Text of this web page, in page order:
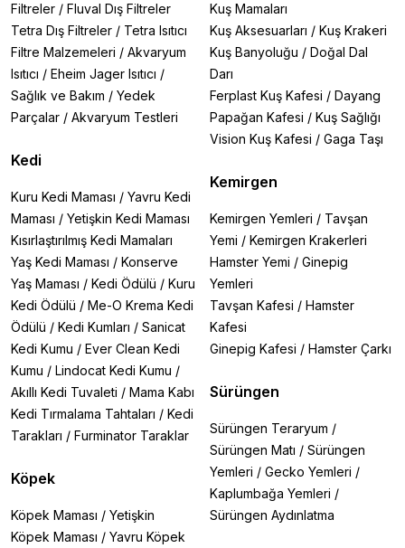
Filtreler / Fluval Dış Filtreler
Tetra Dış Filtreler / Tetra Isıtıcı
Filtre Malzemeleri / Akvaryum
Isıtıcı / Eheim Jager Isıtıcı /
Sağlık ve Bakım / Yedek
Parçalar / Akvaryum Testleri
Kedi
Kuru Kedi Maması / Yavru Kedi
Maması / Yetişkin Kedi Maması
Kısırlaştırılmış Kedi Mamaları
Yaş Kedi Maması / Konserve
Yaş Maması / Kedi Ödülü / Kuru
Kedi Ödülü / Me-O Krema Kedi
Ödülü / Kedi Kumları / Sanicat
Kedi Kumu / Ever Clean Kedi
Kumu / Lindocat Kedi Kumu /
Akıllı Kedi Tuvaleti / Mama Kabı
Kedi Tırmalama Tahtaları / Kedi
Tarakları / Furminator Taraklar
Köpek
Köpek Maması / Yetişkin
Köpek Maması / Yavru Köpek
Kuş Mamaları
Kuş Aksesuarları / Kuş Krakeri
Kuş Banyoluğu / Doğal Dal
Darı
Ferplast Kuş Kafesi / Dayang
Papağan Kafesi / Kuş Sağlığı
Vision Kuş Kafesi / Gaga Taşı
Kemirgen
Kemirgen Yemleri / Tavşan
Yemi / Kemirgen Krakerleri
Hamster Yemi / Ginepig
Yemleri
Tavşan Kafesi / Hamster
Kafesi
Ginepig Kafesi / Hamster Çarkı
Sürüngen
Sürüngen Teraryum /
Sürüngen Matı / Sürüngen
Yemleri / Gecko Yemleri /
Kaplumbağa Yemleri /
Sürüngen Aydınlatma